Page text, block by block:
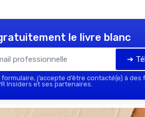
le livre blanc
➔
j’accepte d’être contacté(e) à des
Insiders et ses partenaires.